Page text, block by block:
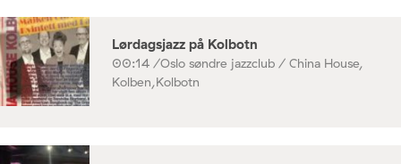
Lørdagsjazz på Kolbotn
00:14 /Oslo søndre jazzclub / China House,
Kolben,Kolbotn